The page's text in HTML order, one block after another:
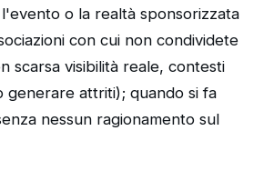
o la realtà sponsorizzata
con cui non condividete
scarsa visibilità reale, contesti
attriti); quando si fa
nessun ragionamento sul